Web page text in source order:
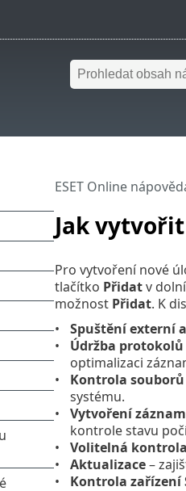
Jak
ESET Online
Pro vytvoření nové
tlačítko Přidatv
možnost Přidat. K
Spuštění externí
Údržba protokolů
optimalizaci
Kontrola
systému.
Vytvoření
kontrole stavu
Volitelná
Aktualizace–
Kontrola